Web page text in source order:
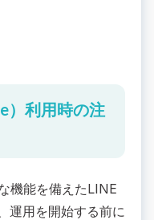
）利用時の注
機能を備えたLINE
運用を開始する前に